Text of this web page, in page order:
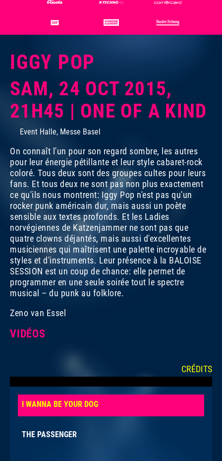
IGGY POP
SAM, 24 OCT 2015,
21H45 | ONE OF A KIND
Event Halle, Messe Basel
On connaît l'un pour son regard sombre, les autres
pour leur énergie pétillante et leur style cabaret-rock
coloré. Tous deux sont des groupes cultes pour leurs
fans. Et tous deux ne sont pas non plus exactement
ce qu'ils nous montrent: Iggy Pop n'est pas qu'un
rocker punk américain dur, mais aussi un poète
sensible aux textes profonds. Et les Ladies
norvégiennes de Katzenjammer ne sont pas que
quatre clowns déjantés, mais aussi d'excellentes
musiciennes qui maîtrisent une palette incroyable de
styles et d'instruments. Leur présence à la BALOISE
SESSION est un coup de chance: elle permet de
programmer en une seule soirée tout le spectre
musical – du punk au folklore.
Zeno van Essel
VIDÉOS
CRÉDITS
I WANNA BE YOUR DOG
THE PASSENGER
window.
server or network failed or because the format is not